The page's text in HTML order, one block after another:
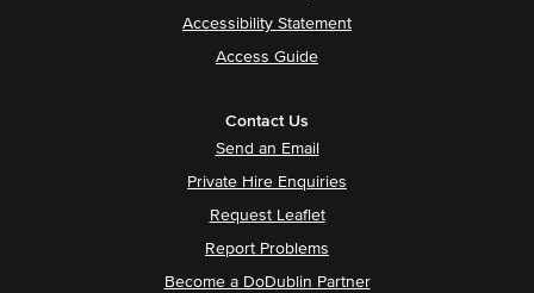
Accessibility Statement
Access Guide
Contact Us
Send an Email
Private Hire Enquiries
Request Leaflet
Report Problems
Become a DoDublin Partner